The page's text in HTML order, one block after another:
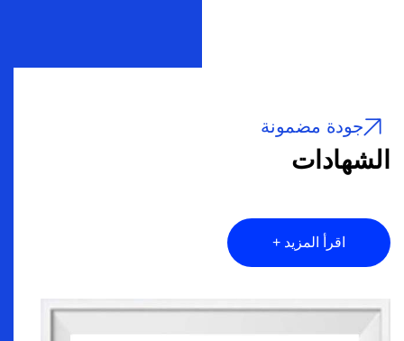
جودة مضمونة
الشهادات
اقرأ المزيد +